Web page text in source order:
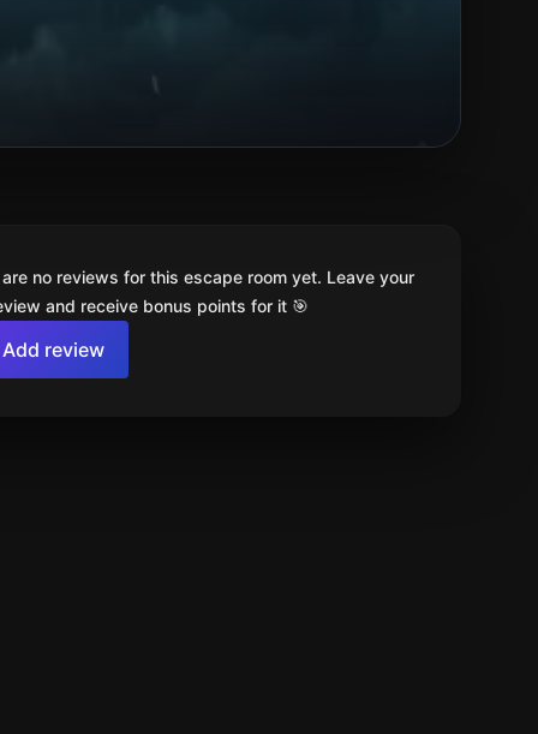
no reviews for this escape room yet. Leave your
and receive bonus points for it 🎯
Add review